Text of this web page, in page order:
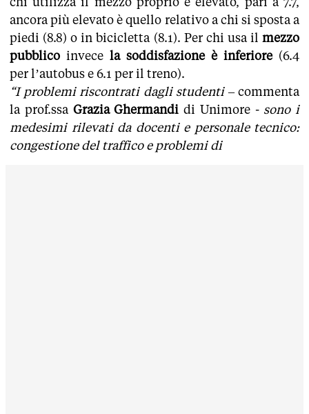
ancora più elevato è quello relativo a chi si sposta a
piedi (8.8) o in bicicletta (8.1). Per chi usa il mezzo
pubblico invece la soddisfazione è inferiore(6.4
per l’autobus e 6.1 per il treno).
“I problemi riscontrati dagli studenti– commenta
la prof.ssa Grazia Ghermandi di Unimore - sono i
medesimi rilevati da docenti e personale tecnico:
congestione del traffico e problemi di